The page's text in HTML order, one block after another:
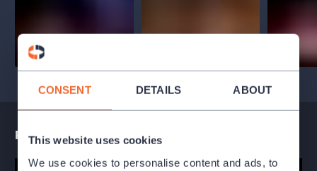
CONSENT DETAILS ABOUT
This website uses cookies
We use cookies to personalise content and ads, to
Performance teaser